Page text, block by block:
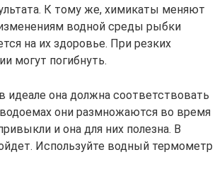
К тому же, химикаты меняют
водной среды рыбки
на их здоровье. При резких
могут погибнуть.
она должна соответствовать
они размножаются во время
и она для них полезна. В
Используйте водный термометр